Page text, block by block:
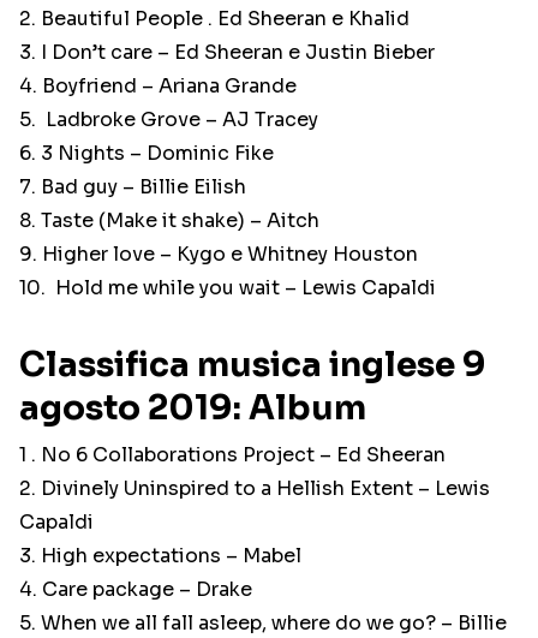
2. Beautiful People . Ed Sheeran e Khalid
3. I Don’t care – Ed Sheeran e Justin Bieber
4. Boyfriend – Ariana Grande
5. Ladbroke Grove – AJ Tracey
6. 3 Nights – Dominic Fike
7. Bad guy – Billie Eilish
8. Taste (Make it shake) – Aitch
9. Higher love – Kygo e Whitney Houston
10. Hold me while you wait – Lewis Capaldi
Classifica musica inglese 9
agosto 2019: Album
1 . No 6 Collaborations Project – Ed Sheeran
2. Divinely Uninspired to a Hellish Extent – Lewis
Capaldi
3. High expectations – Mabel
4. Care package – Drake
5. When we all fall asleep, where do we go? – Billie